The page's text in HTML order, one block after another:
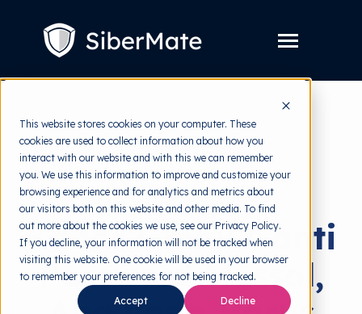
This website stores cookies on your computer. These
cookies are used to collect information about how you
interact with our website and with this we can remember
you. We use this information to improve and customize your
browsing experience and for analytics and metrics about
our visitors both on this website and other media. To find
out more about the cookies we use, see our Privacy Policy.
If you decline, your information will not be tracked when
visiting this website. One cookie will be used in your browser
to remember your preferences for not being tracked.
Accept Decline
Toggle
Layanan
children
for
Layanan
Harga
Resources Toggle
children
for
Resources
Tools Gratis Toggle
children
for
Tools
Tentang
back to HRMI
Cyber Threats
Kabar Gmail Ganti
Password Massal,